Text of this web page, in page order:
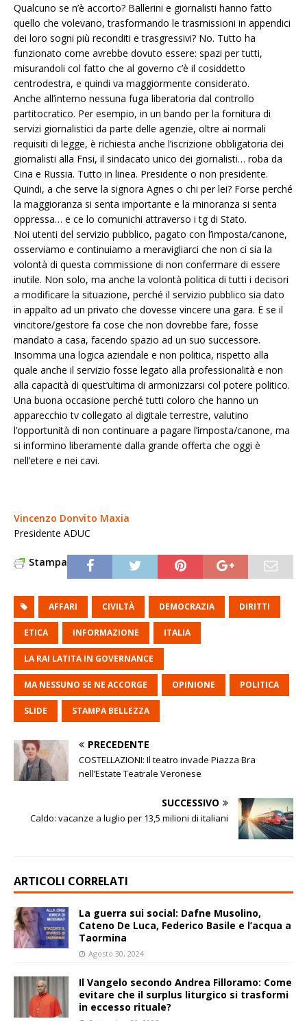
Qualcuno se n’è accorto? Ballerini e giornalisti hanno fatto
quello che volevano, trasformando le trasmissioni in appendici
dei loro sogni più reconditi e trasgressivi? No. Tutto ha
funzionato come avrebbe dovuto essere: spazi per tutti,
misurandoli col fatto che al governo c’è il cosiddetto
centrodestra, e quindi va maggiormente considerato.
Anche all’interno nessuna fuga liberatoria dal controllo
partitocratico. Per esempio, in un bando per la fornitura di
servizi giornalistici da parte delle agenzie, oltre ai normali
requisiti di legge, è richiesta anche l’iscrizione obbligatoria dei
giornalisti alla Fnsi, il sindacato unico dei giornalisti… roba da
Cina e Russia. Tutto in linea. Presidente o non presidente.
Quindi, a che serve la signora Agnes o chi per lei? Forse perché
la maggioranza si senta importante e la minoranza si senta
oppressa… e ce lo comunichi attraverso i tg di Stato.
Noi utenti del servizio pubblico, pagato con l’imposta/canone,
osserviamo e continuiamo a meravigliarci che non ci sia la
volontà di questa commissione di non confermare di essere
inutile. Non solo, ma anche la volontà politica di tutti i decisori
a modificare la situazione, perché il servizio pubblico sia dato
in appalto ad un privato che dovesse vincere una gara. E se il
vincitore/gestore fa cose che non dovrebbe fare, fosse
mandato a casa, facendo spazio ad un suo successore.
Insomma una logica aziendale e non politica, rispetto alla
quale anche il servizio fosse legato alla professionalità e non
alla capacità di quest’ultima di armonizzarsi col potere politico.
Una buona occasione perché tutti coloro che hanno un
apparecchio tv collegato al digitale terrestre, valutino
l’opportunità di non continuare a pagare l’imposta/canone, ma
si informino liberamente dalla grande offerta che oggi è
nell’etere e nei cavi.
Vincenzo Donvito Maxia
Presidente ADUC
Stampa
AFFARI CIVILTÀ DEMOCRAZIA DIRITTI
ETICA INFORMAZIONE ITALIA
LA RAI LATITA IN GOVERNANCE
MA NESSUNO SE NE ACCORGE OPINIONE POLITICA
SLIDE STAMPA BELLEZZA
PRECEDENTE
COSTELLAZIONI: Il teatro invade Piazza Bra
nell’Estate Teatrale Veronese
SUCCESSIVO
Caldo: vacanze a luglio per 13,5 milioni di italiani
ARTICOLI CORRELATI
La guerra sui social: Dafne Musolino,
Cateno De Luca, Federico Basile e l’acqua a
Taormina
Agosto 30, 2024
Il Vangelo secondo Andrea Filloramo: Come
evitare che il surplus liturgico si trasformi
in eccesso rituale?